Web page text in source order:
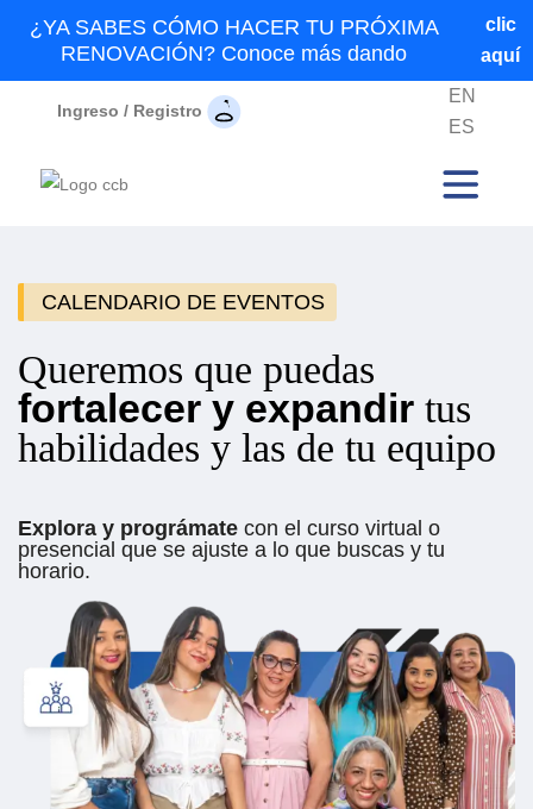
¿YA SABES CÓMO HACER TU PRÓXIMA
RENOVACIÓN? Conoce más dando
clic
aquí
Ingreso / Registro
EN
ES
CALENDARIO DE EVENTOS
Queremos que puedas
fortalecer y expandir tus
habilidades y las de tu equipo
Explora y prográmate con el curso virtual o
presencial que se ajuste a lo que buscas y tu
horario.